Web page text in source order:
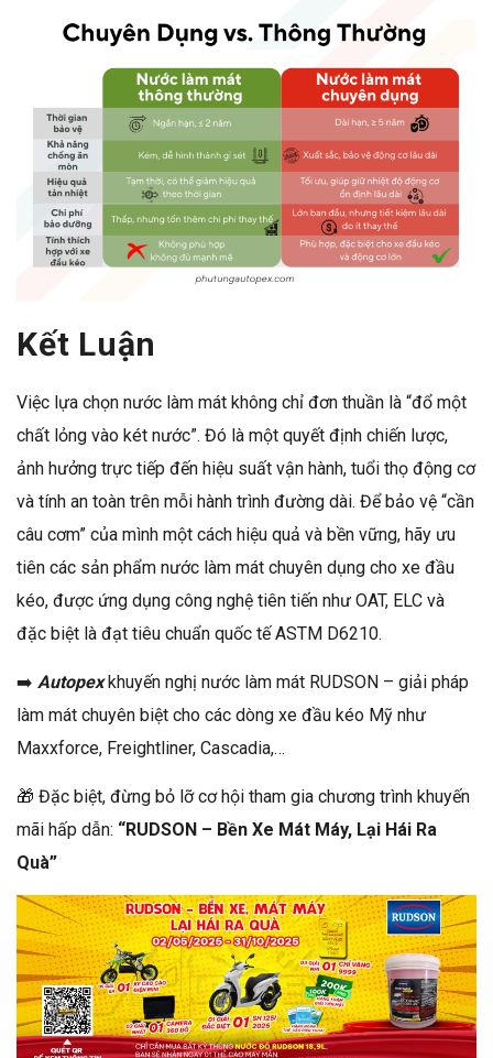
Kết Luận
Việc lựa chọn nước làm mát không chỉ đơn thuần là “đổ một
chất lỏng vào két nước”. Đó là một quyết định chiến lược,
ảnh hưởng trực tiếp đến hiệu suất vận hành, tuổi thọ động cơ
và tính an toàn trên mỗi hành trình đường dài. Để bảo vệ “cần
câu cơm” của mình một cách hiệu quả và bền vững, hãy ưu
tiên các sản phẩm nước làm mát chuyên dụng cho xe đầu
kéo, được ứng dụng công nghệ tiên tiến như OAT, ELC và
đặc biệt là đạt tiêu chuẩn quốc tế ASTM D6210.
➡️ Autopex khuyến nghị nước làm mát RUDSON – giải pháp
làm mát chuyên biệt cho các dòng xe đầu kéo Mỹ như
Maxxforce, Freightliner, Cascadia,…
🎁 Đặc biệt, đừng bỏ lỡ cơ hội tham gia chương trình khuyến
mãi hấp dẫn: “RUDSON – Bền Xe Mát Máy, Lại Hái Ra
Quà”